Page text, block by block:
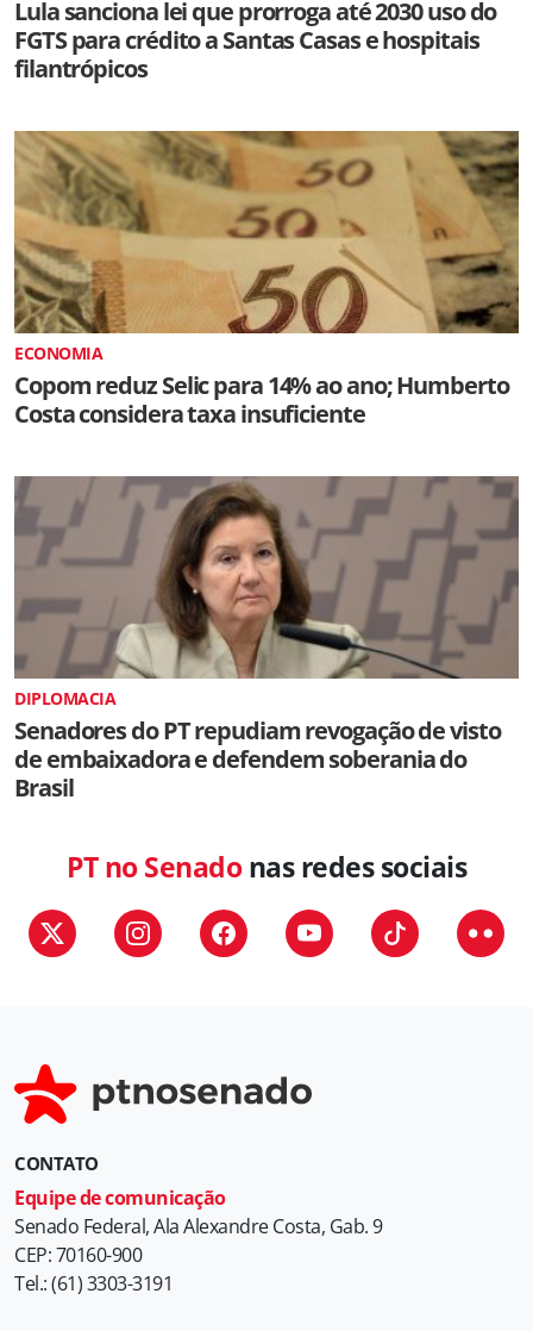
Lula sanciona lei que prorroga até 2030 uso do
FGTS para crédito a Santas Casas e hospitais
filantrópicos
ECONOMIA
Copom reduz Selic para 14% ao ano; Humberto
Costa considera taxa insuficiente
DIPLOMACIA
Senadores do PT repudiam revogação de visto
de embaixadora e defendem soberania do
Brasil
PT no Senadonas redes sociais
CONTATO
Equipe de comunicação
Senado Federal, Ala Alexandre Costa, Gab. 9
CEP: 70160-900
Tel.: (61) 3303-3191